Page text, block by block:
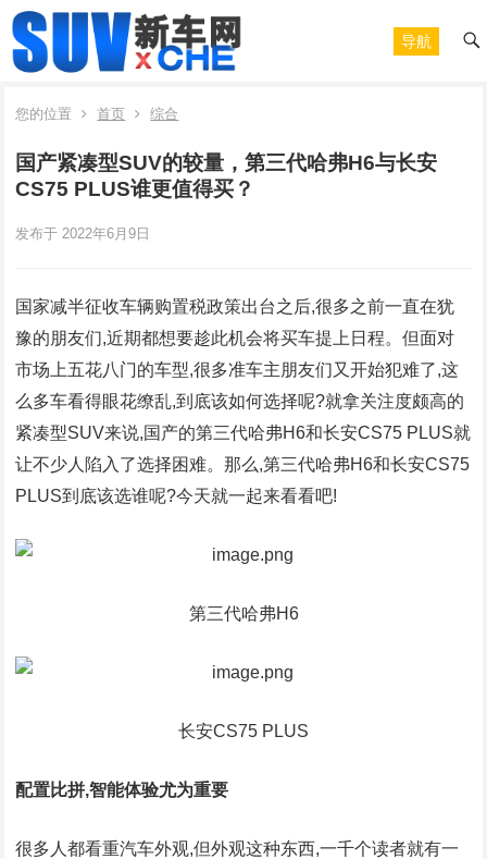
导航
您的位置 首页 综合
国产紧凑型SUV的较量，第三代哈弗H6与长安
CS75 PLUS谁更值得买？
发布于 2022年6月9日
国家减半征收车辆购置税政策出台之后,很多之前一直在犹
豫的朋友们,近期都想要趁此机会将买车提上日程。但面对
市场上五花八门的车型,很多准车主朋友们又开始犯难了,这
么多车看得眼花缭乱,到底该如何选择呢?就拿关注度颇高的
紧凑型SUV来说,国产的第三代哈弗H6和长安CS75 PLUS就
让不少人陷入了选择困难。那么,第三代哈弗H6和长安CS75
PLUS到底该选谁呢?今天就一起来看看吧!
第三代哈弗H6
长安CS75 PLUS
配置比拼,智能体验尤为重要
很多人都看重汽车外观,但外观这种东西,一千个读者就有一